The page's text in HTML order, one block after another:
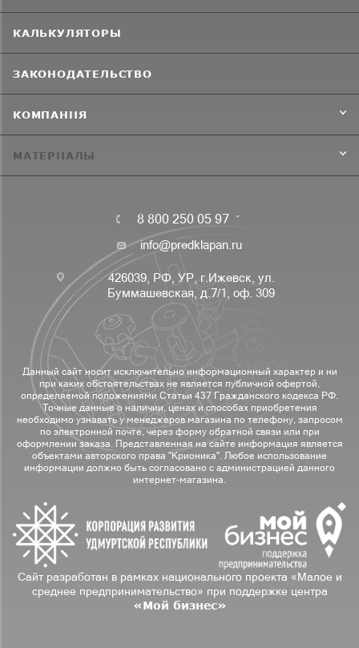
КАЛЬКУЛЯТОРЫ
ЗАКОНОДАТЕЛЬСТВО
КОМПАНИЯ
МАТЕРИАЛЫ
8 800 250 05 97
info@predklapan.ru
426039, РФ, УР, г.Ижевск, ул.
Буммашевская, д.7/1, оф. 309
Данный сайт носит исключительно информационный характер и ни
при каких обстоятельствах не является публичной офертой,
определяемой положениями Статьи 437 Гражданского кодекса РФ.
Точные данные о наличии, ценах и способах приобретения
необходимо узнавать у менеджеров магазина по телефону, запросом
по электронной почте, через форму обратной связи или при
оформлении заказа. Представленная на сайте информация является
объектами авторского права "Крионика". Любое использование
информации должно быть согласовано с администрацией данного
интернет-магазина.
Сайт разработан в рамках национального проекта «Малое и
среднее предпринимательство» при поддержке центра
«Мой бизнес»